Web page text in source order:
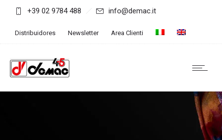
+39 02 9784 488 info@demac.it
Distribuidores Newsletter Area Clienti